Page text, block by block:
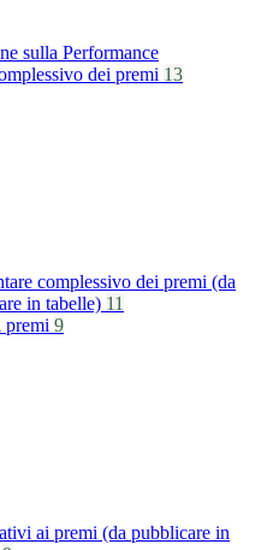
sulla Performance
dei premi 13
complessivo dei premi (da
in tabelle) 11
premi 9
ai premi (da pubblicare in